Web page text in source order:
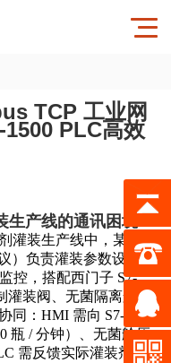
TCP 工业网
PLC高效
产线的通讯困境
灌装生产线中，某企业
）负责灌装参数设定
控，搭配西门子 S7-
灌装阀、无菌隔离舱、
同：HMI 需向 S7-1500
瓶 / 分钟）、无菌舱压
需反馈实际灌装剂